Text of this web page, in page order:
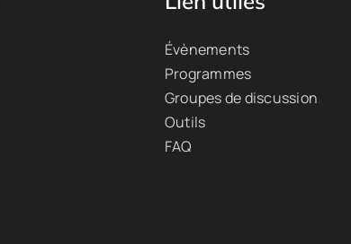
Évènements
Programmes
Groupes de discussion
Outils
FAQ